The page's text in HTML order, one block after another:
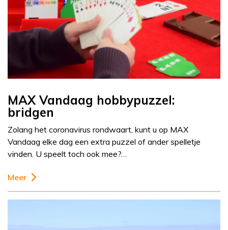
MAX Vandaag hobbypuzzel:
bridgen
Zolang het coronavirus rondwaart, kunt u op MAX
Vandaag elke dag een extra puzzel of ander spelletje
vinden. U speelt toch ook mee?…
Meer